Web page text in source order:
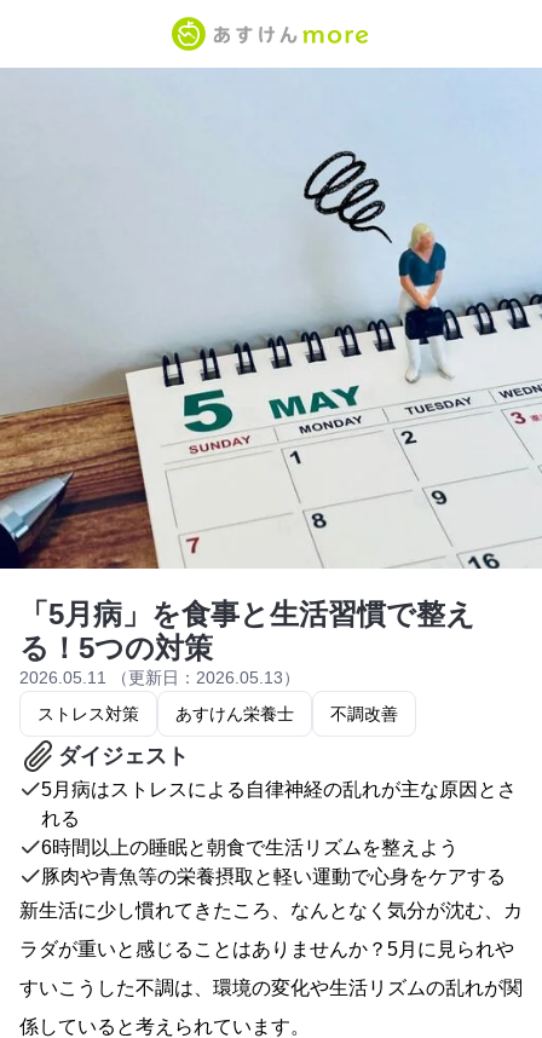
「5月病」を食事と生活習慣で整え
る！5つの対策
2026.05.11 （更新日：2026.05.13）
ストレス対策
あすけん栄養士 不調改善
ダイジェスト
5月病はストレスによる自律神経の乱れが主な原因とさ
れる
6時間以上の睡眠と朝食で生活リズムを整えよう
豚肉や青魚等の栄養摂取と軽い運動で心身をケアする
新生活に少し慣れてきたころ、なんとなく気分が沈む、カ
ラダが重いと感じることはありませんか？5月に見られや
すいこうした不調は、環境の変化や生活リズムの乱れが関
係していると考えられています。